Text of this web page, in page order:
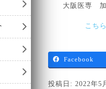
大阪医専 加
こち
Facebook
投稿日: 2022年5